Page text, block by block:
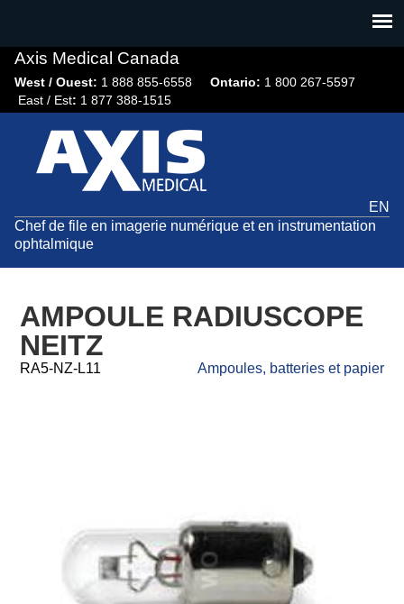
navigation
Axis Medical Canada
West / Ouest: 1 888 855-6558​ Ontario: 1 800 267-5597
East / Est: 1 877 388-1515
EN
Chef de file en imagerie numérique et en instrumentation
ophtalmique
AMPOULE RADIUSCOPE
NEITZ
RA5-NZ-L11 Ampoules, batteries et papier